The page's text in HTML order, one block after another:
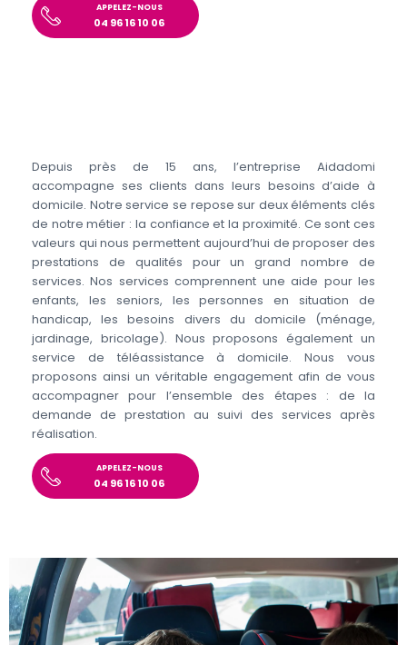
APPELEZ-NOUS
04 96 16 10 06
Depuis près de 15 ans, l’entreprise Aidadomi
accompagne ses clients dans leurs besoins d’aide à
domicile. Notre service se repose sur deux éléments clés
de notre métier : la confiance et la proximité. Ce sont ces
valeurs qui nous permettent aujourd’hui de proposer des
prestations de qualités pour un grand nombre de
services. Nos services comprennent une aide pour les
enfants, les seniors, les personnes en situation de
handicap, les besoins divers du domicile (ménage,
jardinage, bricolage). Nous proposons également un
service de téléassistance à domicile. Nous vous
proposons ainsi un véritable engagement afin de vous
accompagner pour l’ensemble des étapes : de la
demande de prestation au suivi des services après
réalisation.
APPELEZ-NOUS
04 96 16 10 06